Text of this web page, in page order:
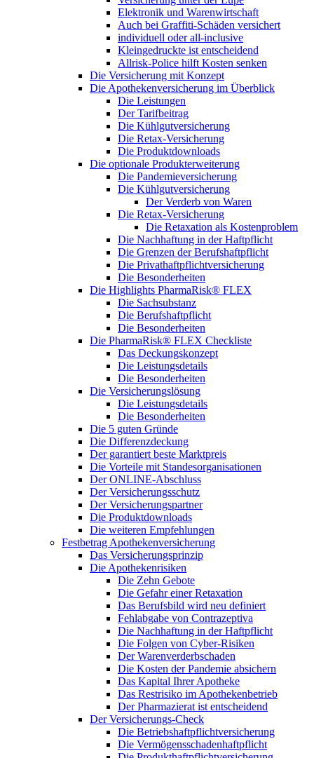
Elektronik und Warenwirtschaft
Auch bei Graffiti-Schäden versichert
individuell oder all-inclusive
Kleingedruckte ist entscheidend
Allrisk-Police hilft Kosten senken
Die Versicherung mit Konzept
Die Apothekenversicherung im Überblick
Die Leistungen
Der Tarifbeitrag
Die Kühlgutversicherung
Die Retax-Versicherung
Die Produktdownloads
Die optionale Produkterweiterung
Die Pandemieversicherung
Die Kühlgutversicherung
Der Verderb von Waren
Die Retax-Versicherung
Die Retaxation als Kostenproblem
Die Nachhaftung in der Haftpflicht
Die Grenzen der Berufshaftpflicht
Die Privathaftpflichtversicherung
Die Besonderheiten
Die Highlights PharmaRisk® FLEX
Die Sachsubstanz
Die Berufshaftpflicht
Die Besonderheiten
Die PharmaRisk® FLEX Checkliste
Das Deckungskonzept
Die Leistungsdetails
Die Besonderheiten
Die Versicherungslösung
Die Leistungsdetails
Die Besonderheiten
Die 5 guten Gründe
Die Differenzdeckung
Der garantiert beste Marktpreis
Die Vorteile mit Standesorganisationen
Der ONLINE-Abschluss
Der Versicherungsschutz
Der Versicherungspartner
Die Produktdownloads
Die weiteren Empfehlungen
Festbetrag Apothekenversicherung
Das Versicherungsprinzip
Die Apothekenrisiken
Die Zehn Gebote
Die Gefahr einer Retaxation
Das Berufsbild wird neu definiert
Fehlabgabe von Contrazeptiva
Die Nachhaftung in der Haftpflicht
Die Folgen von Cyber-Risiken
Der Warenverderbschaden
Die Kosten der Pandemie absichern
Das Kapital Ihrer Apotheke
Das Restrisiko im Apothekenbetrieb
Der Pharmazierat ist entscheidend
Der Versicherungs-Check
Die Betriebshaftpflichtversicherung
Die Vermögensschadenhaftpflicht